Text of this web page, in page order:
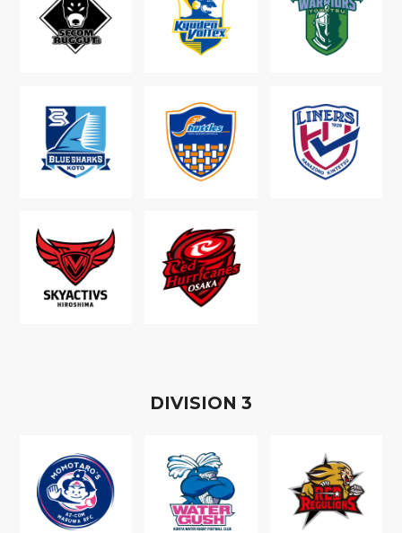
DIVISION 3